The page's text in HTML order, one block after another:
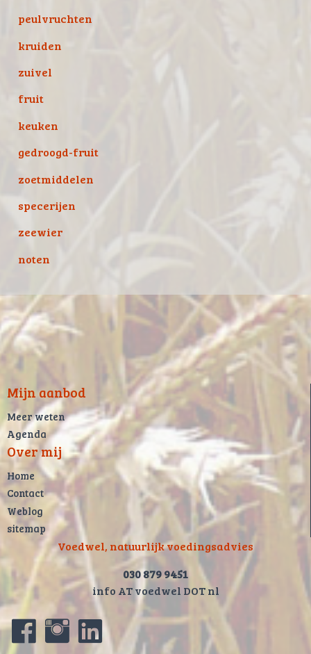
peulvruchten
kruiden
zuivel
fruit
keuken
gedroogd-fruit
zoetmiddelen
specerijen
zeewier
noten
Mijn aanbod
Meer weten
Agenda
Over mij
Home
Contact
Weblog
sitemap
Voedwel, natuurlijk voedingsadvies
030 879 9451
info AT voedwel DOT nl